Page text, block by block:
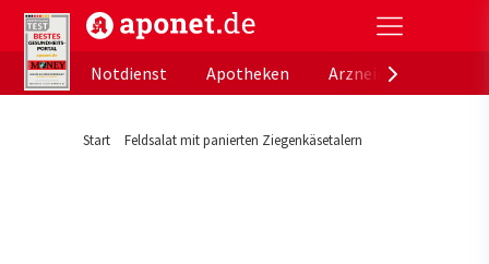
aponet.de - Das offizielle Gesundheitsportal der
Notdienst
Apotheken
Start Feldsalat mit panierten Ziegenkäsetalern